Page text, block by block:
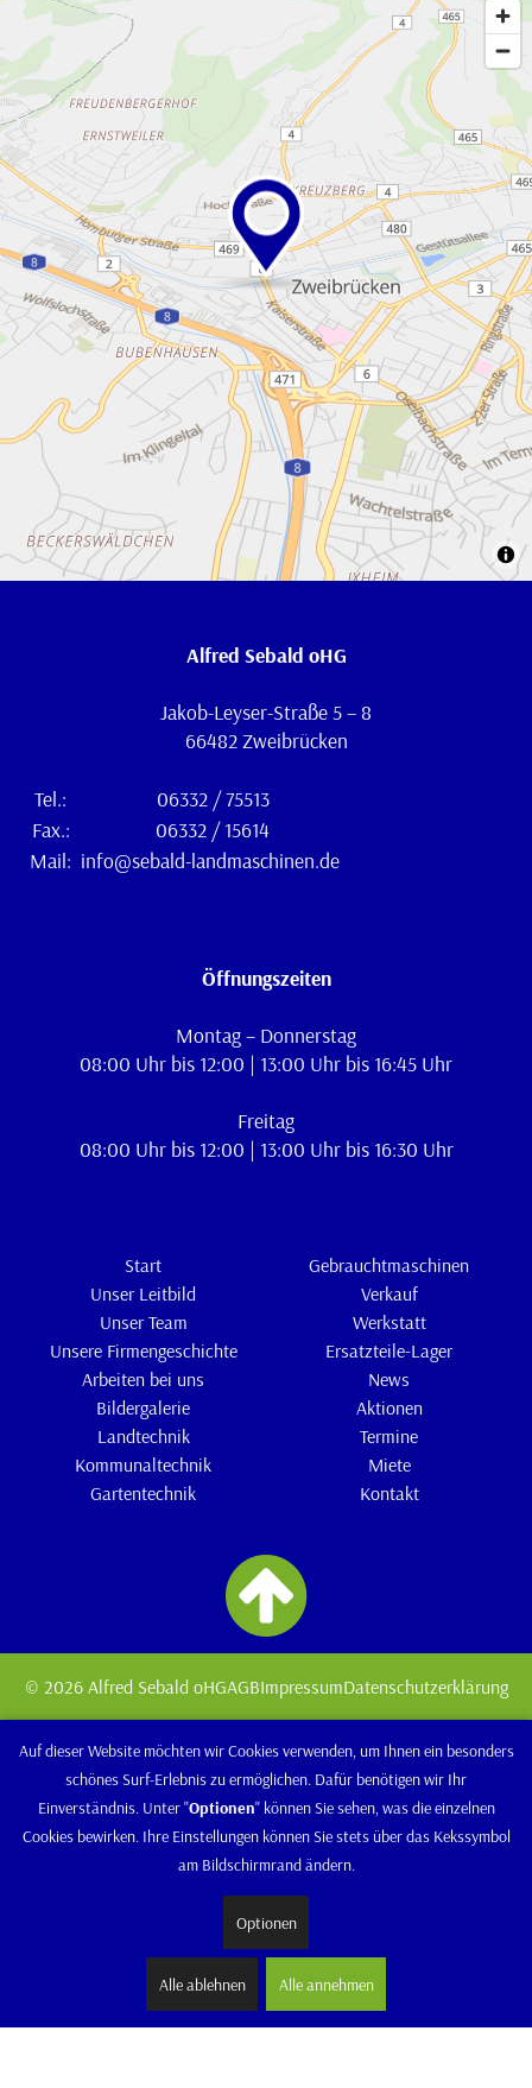
Alfred Sebald oHG
Jakob-Leyser-Straße 5 – 8
66482 Zweibrücken
Tel.:
06332 / 75513
Fax.:
06332 / 15614
Mail: info@sebald-landmaschinen.de
Öffnungszeiten
Montag – Donnerstag
08:00 Uhr bis 12:00 | 13:00 Uhr bis 16:45 Uhr
Freitag
08:00 Uhr bis 12:00 | 13:00 Uhr bis 16:30 Uhr
Start
Unser Leitbild
Unser Team
Unsere Firmengeschichte
Arbeiten bei uns
Bildergalerie
Landtechnik
Kommunaltechnik
Gartentechnik
Gebrauchtmaschinen
Verkauf
Werkstatt
Ersatzteile-Lager
News
Aktionen
Termine
Miete
Kontakt
© 2026 Alfred Sebald oHGAGBImpressumDatenschutzerklärung
Auf dieser Website möchten wir Cookies verwenden, um Ihnen ein besonders
schönes Surf-Erlebnis zu ermöglichen. Dafür benötigen wir Ihr
Einverständnis. Unter "Optionen" können Sie sehen, was die einzelnen
Cookies bewirken. Ihre Einstellungen können Sie stets über das Kekssymbol
am Bildschirmrand ändern.
Optionen
Alle ablehnen Alle annehmen